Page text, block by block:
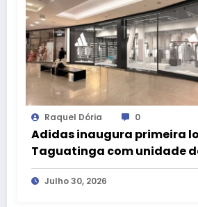
Raquel Dória 0
Adidas inaugura primeira
Taguatinga com unidade
200 m² no Taguatinga
Julho 30, 2026